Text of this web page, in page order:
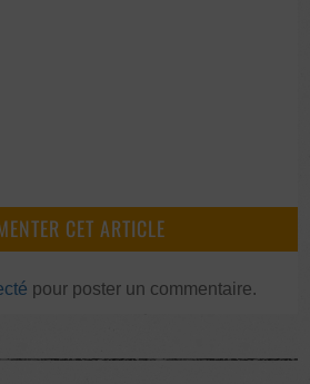
CET ARTICLE
pour poster un commentaire.